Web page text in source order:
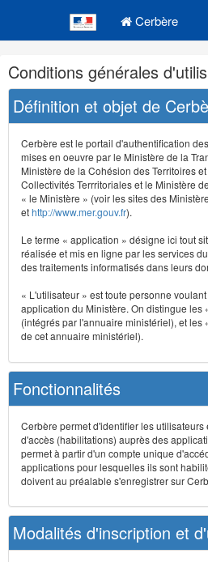
Cerbère
Navigation
et
outils
annexes
Conditions générales
Définition et objet de
Cerbère est le portail d'authentification
mises en oeuvre par le Ministère de la
Ministère de la Cohésion des Territoires
Collectivités Terrritoriales et le Ministère
« le Ministère » (voir les sites des
ethttp://www.mer.gouv.fr).
Le terme « application » désigne ici tout
réalisée et mis en ligne par les services
des traitements informatisés dans leurs
« L'utilisateur » est toute personne
application du Ministère. On distingue les
(intégrés par l'annuaire ministériel), et les
de cet annuaire ministériel).
Fonctionnalités
Cerbère permet d'identifier les
d'accès (habilitations) auprès des
permet à partir d'un compte unique
applications pour lesquelles ils sont
doivent au préalable s'enregistrer sur
Modalités d'inscription et